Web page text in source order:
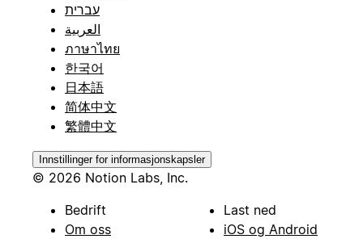
עברית
العربية
ภาษาไทย
한국어
日本語
简体中文
繁體中文
Innstillinger for informasjonskapsler
© 2026 Notion Labs, Inc.
Bedrift
Om oss
Last ned
iOS og Android